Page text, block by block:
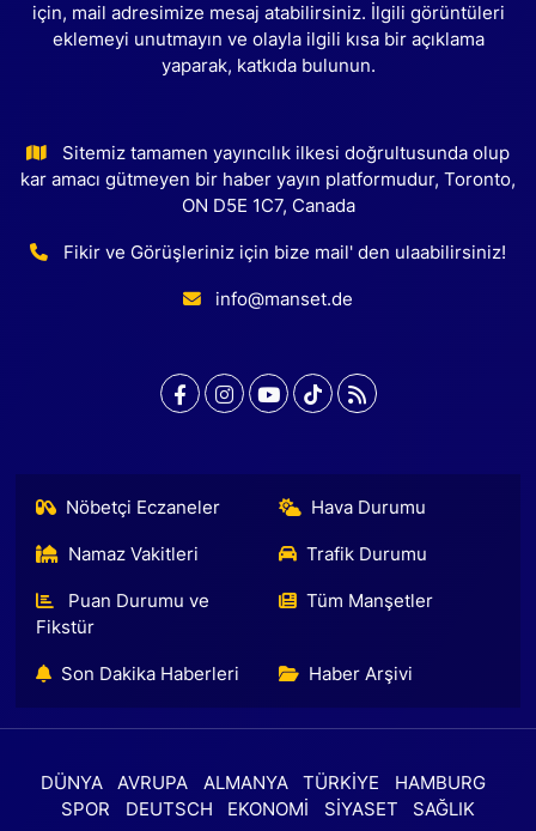
için, mail adresimize mesaj atabilirsiniz. İlgili görüntüleri
eklemeyi unutmayın ve olayla ilgili kısa bir açıklama
yaparak, katkıda bulunun.
Sitemiz tamamen yayıncılık ilkesi doğrultusunda olup
kar amacı gütmeyen bir haber yayın platformudur, Toronto,
ON D5E 1C7, Canada
Fikir ve Görüşleriniz için bize mail' den ulaabilirsiniz!
info@manset.de
Nöbetçi Eczaneler Hava Durumu
Namaz Vakitleri Trafik Durumu
Puan Durumu ve
Fikstür
Tüm Manşetler
Son Dakika Haberleri Haber Arşivi
DÜNYA AVRUPA ALMANYA TÜRKİYE
HAMBURG
SPOR
DEUTSCH EKONOMİ SİYASET SAĞLIK